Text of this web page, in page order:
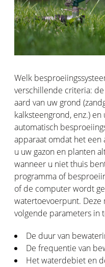
Welk
verschillende criteria:
aard van uw grond
kalksteengrond, enz.)
automatisch
apparaat omdat het een
u uw gazon en planten
wanneer u niet thuis
programma of
of de computer wordt
watertoevoerpunt.
volgende parameters in
De duur van
De frequentie van
Het waterdebiet en